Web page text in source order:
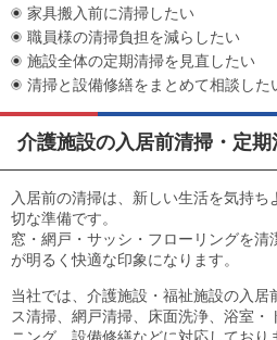
家具搬入前に清掃したい
職員様の清掃負担を減らしたい
施設全体の定期清掃を見直したい
清掃と設備修繕をまとめて相談した
介護施設の入居前清掃・定
入居前の清掃は、新しい生活を気持
切な準備です。
窓・網戸・サッシ・フローリングを
が明るく快適な印象になります。
当社では、介護施設・福祉施設の入居
ス清掃、網戸清掃、床面洗浄、浴室・